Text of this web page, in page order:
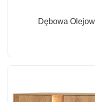
Dębowa